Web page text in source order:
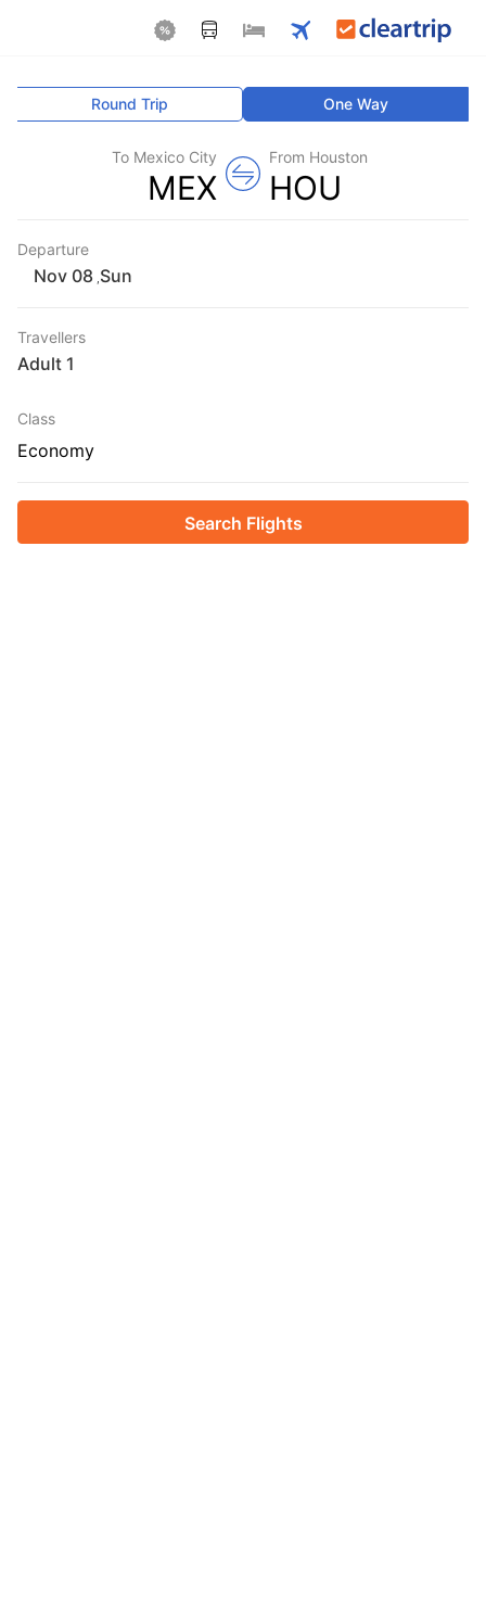
One Way
Round Trip
From Houston
HOU
To Mexico City
MEX
Departure
Sun
Travellers
1 Adult
Class
Economy